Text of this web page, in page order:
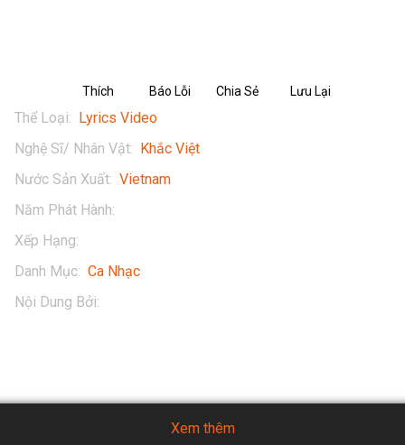
Thích Báo Lỗi Chia Sẻ Lưu Lại
Thể Loại: Lyrics Video
Nghệ Sĩ/ Nhân Vật: Khắc Việt
Nước Sản Xuất: Vietnam
Năm Phát Hành:
Xếp Hạng:
Danh Mục: Ca Nhạc
Nội Dung Bởi:
Xem thêm